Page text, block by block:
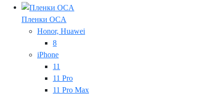
Пленки OCA
Honor, Huawei
8
iPhone
11
11 Pro
11 Pro Max